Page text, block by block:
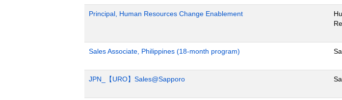
Principal, Human Resources Change Enablement
Sales Associate, Philippines (18-month program)
JPN_【URO】Sales@Sapporo